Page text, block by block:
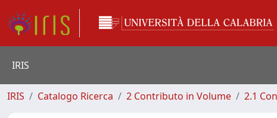
IRIS
IRIS Catalogo Ricerca 2 Contributo in Volume 2.1